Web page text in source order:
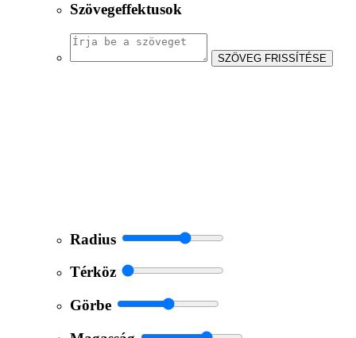
Szövegeffektusok
SZÖVEG FRISSÍTÉSE
Radius
Térköz
Görbe